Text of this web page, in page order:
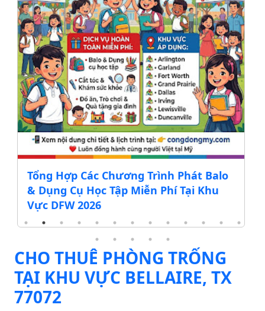
Tổng Hợp Các Chương Trình Phát Balo
& Dụng Cụ Học Tập Miễn Phí Tại Khu
Vực DFW 2026
CHO THUÊ PHÒNG TRỐNG
TẠI KHU VỰC BELLAIRE, TX
77072